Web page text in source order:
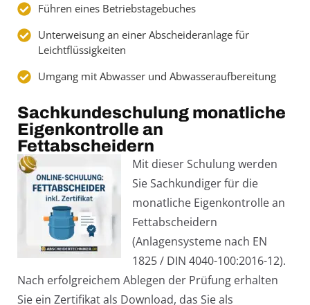
Führen eines Betriebstagebuches
Unterweisung an einer Abscheideranlage für
Leichtflüssigkeiten
Umgang mit Abwasser und Abwasseraufbereitung
Sachkundeschulung monatliche
Eigenkontrolle an
Fettabscheidern
Mit dieser Schulung werden
Sie Sachkundiger für die
monatliche Eigenkontrolle an
Fettabscheidern
(Anlagensysteme nach EN
1825 / DIN 4040-100:2016-12).
Nach erfolgreichem Ablegen der Prüfung erhalten
Sie ein Zertifikat als Download, das Sie als